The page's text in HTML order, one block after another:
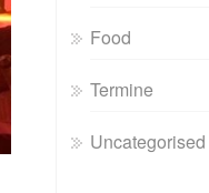
Food
Termine
Uncategorised